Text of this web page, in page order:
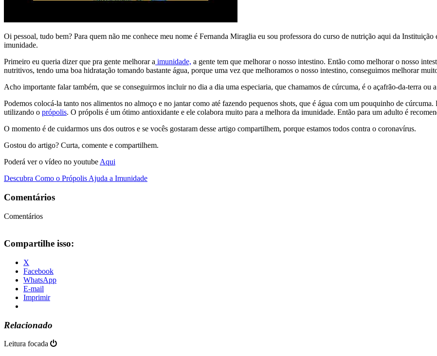
Oi pessoal, tudo bem? Para quem não me conhece meu nome é Fernanda Miraglia eu sou professora do curso de nutrição aqui da
imunidade.
Primeiro eu queria dizer que pra gente melhorar a imunidade, a gente tem que melhorar o nosso intestino. Então como melhorar o nosso
nutritivos, tendo uma boa hidratação tomando bastante água, porque uma vez que melhoramos o nosso intestino, conseguimos melhorar
Acho importante falar também, que se conseguirmos incluir no dia a dia uma especiaria, que chamamos de cúrcuma, é o açafrão-da-terra ou
Podemos colocá-la tanto nos alimentos no almoço e no jantar como até fazendo pequenos shots, que é água com um pouquinho de
utilizando o própolis. O própolis é um ótimo antioxidante e ele colabora muito para a melhora da imunidade. Então para um adulto é
O momento é de cuidarmos uns dos outros e se vocês gostaram desse artigo compartilhem, porque estamos todos contra o coronavírus.
Gostou do artigo? Curta, comente e compartilhem.
Poderá ver o vídeo no youtube Aqui
Descubra Como o Própolis Ajuda a Imunidade
Comentários
Comentários
Compartilhe isso:
X
Facebook
WhatsApp
E-mail
Imprimir
Relacionado
Leitura focada